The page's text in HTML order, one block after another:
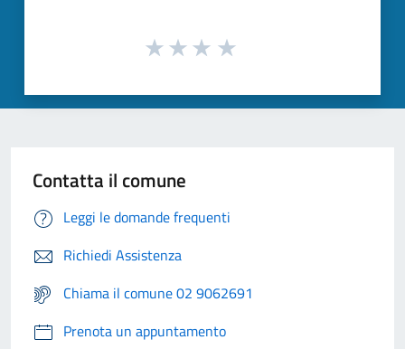
Contatta il comune
Leggi le domande frequenti
Richiedi Assistenza
Chiama il comune 02 9062691
Prenota un appuntamento